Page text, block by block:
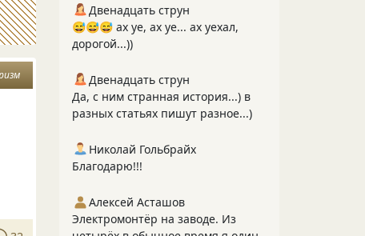
Двенадцать струн
😅😅😅 ах уе, ах уе... ах уехал,
дорогой...))
Двенадцать струн
Да, с ним странная история...) в
разных статьях пишут разное...)
Николай Гольбрайх
Благодарю!!!
Алексей Асташов
Электромонтёр на заводе. Из